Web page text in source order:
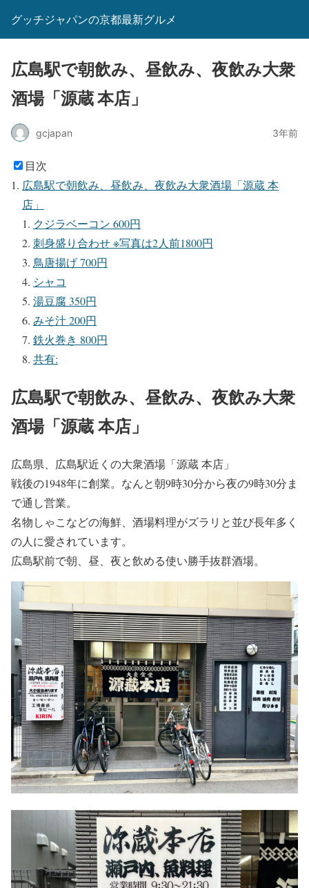
グッチジャパンの京都最新グルメ
広島駅で朝飲み、昼飲み、夜飲み大衆
酒場「源蔵 本店」
gcjapan 3年前
目次
広島駅で朝飲み、昼飲み、夜飲み大衆酒場「源蔵 本
店」
クジラベーコン 600円
刺身盛り合わせ ※写真は2人前1800円
鳥唐揚げ 700円
シャコ
湯豆腐 350円
みそ汁 200円
鉄火巻き 800円
共有:
広島駅で朝飲み、昼飲み、夜飲み大衆
酒場「源蔵 本店」
広島県、広島駅近くの大衆酒場「源蔵 本店」
戦後の1948年に創業。なんと朝9時30分から夜の9時30分ま
で通し営業。
名物しゃこなどの海鮮、酒場料理がズラリと並び長年多く
の人に愛されています。
広島駅前で朝、昼、夜と飲める使い勝手抜群酒場。